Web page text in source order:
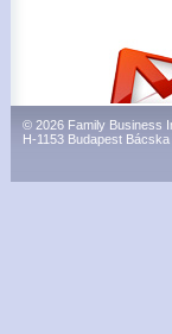
© 2026 Family Business
H-1153 Budapest